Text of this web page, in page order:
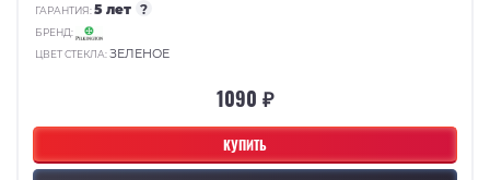
КУПИТЬ
ГАРАНТИЯ:5 лет ?
БРЕНД:
ЦВЕТ СТЕКЛА:ЗЕЛЕНОЕ
1090 ₽